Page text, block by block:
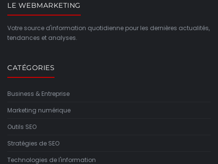
LE WEBMARKETING
Votre source d'information quotidienne pour les dernières actualités,
tendances et analyses.
CATÉGORIES
Business & Entreprise
Marketing numérique
Outils SEO
Stratégies de SEO
Technologies de l'information